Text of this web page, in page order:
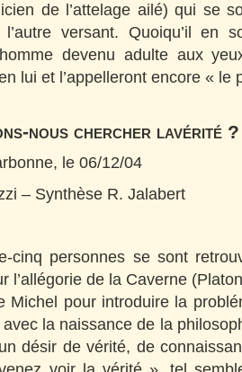
de l’attelage ailé) qui se
versant. Quoiqu’il en
devenu adulte aux
lui et l’appelleront encore « le
nous chercher lavérité ?
le 06/12/04
– Synthèse R. Jalabert
cinq personnes se sont
l’allégorie de la Caverne
Michel pour introduire la
la naissance de la
désir de vérité, de